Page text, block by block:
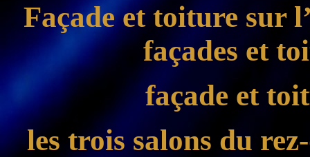
Façade et toiture sur
façades et
façade et
les trois salons du